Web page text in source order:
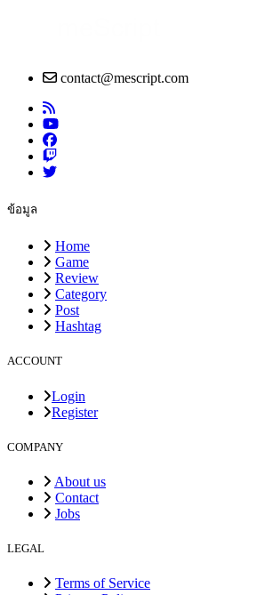
contact@mescript.com
ข้อมูล
Home
Game
Review
Category
Post
Hashtag
ACCOUNT
Login
Register
COMPANY
About us
Contact
Jobs
LEGAL
Terms of Service